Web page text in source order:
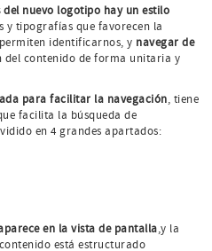
nuevo logotipo hay un estilo
y tipografías que favorecen la
identificarnos, y navegar de
del contenido de forma unitaria y
para facilitar la navegación, tiene
facilita la búsqueda de
en 4 grandes apartados:
en la vista de pantalla,y la
está estructurado